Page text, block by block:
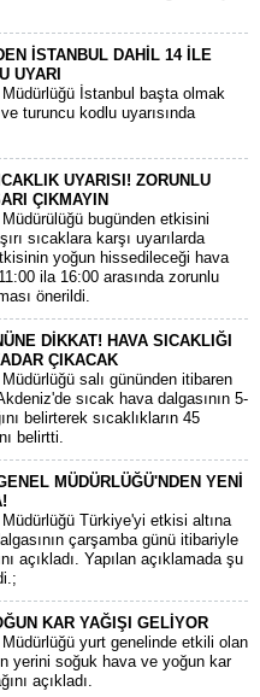
İSTANBUL DAHİL 14 İLE
UYARI
İstanbul başta olmak
turuncu kodlu uyarısında
UYARISI! ZORUNLU
ÇIKMAYIN
bugünden etkisini
sıcaklara karşı uyarılarda
yoğun hissedileceği hava
ila 16:00 arasında zorunlu
önerildi.
DİKKAT! HAVA SICAKLIĞI
ÇIKACAK
salı gününden itibaren
sıcak hava dalgasının 5-
belirterek sıcaklıkların 45
belirtti.
MÜDÜRLÜĞÜ'NDEN YENİ
Türkiye'yi etkisi altına
çarşamba günü itibariyle
açıkladı. Yapılan açıklamada şu
KAR YAĞIŞI GELİYOR
yurt genelinde etkili olan
yerini soğuk hava ve yoğun kar
açıkladı.